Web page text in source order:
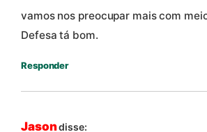
vamos nos preocupar mais com
Defesa tá bom.
Responder
Jasondisse: